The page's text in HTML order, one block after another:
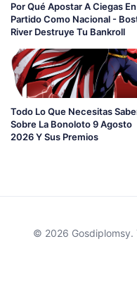
Por Qué Apostar A Ciegas
Partido Como Nacional -
River Destruye Tu Bankroll
Todo Lo Que Necesitas
Sobre La Bonoloto 9 Agosto
2026 Y Sus Premios
© 2026 Gosdiplomsy.